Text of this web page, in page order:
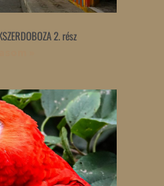
2. rész